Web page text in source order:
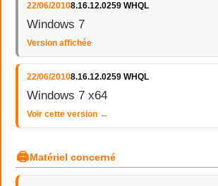
22/06/20108.16.12.0259 WHQL
Windows 7
Version affichée
22/06/20108.16.12.0259 WHQL
Windows 7 x64
Voir cette version →
🖨Matériel concerné